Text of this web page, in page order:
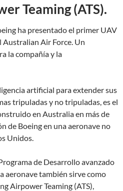
Teaming (ATS).
ha presentado el primer UAV
Australian Air Force. Un
la compañía y la
artificial para extender sus
tripuladas y no tripuladas, es el
en Australia en más de
de Boeing en una aeronave no
Unidos.
de Desarrollo avanzado
aeronave también sirve como
Airpower Teaming (ATS),